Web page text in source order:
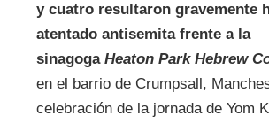
y cuatro resultaron gravemente
atentado antisemita frente a la
sinagoga Heaton Park Hebrew
en el barrio de Crumpsall,
celebración de la jornada de Yom